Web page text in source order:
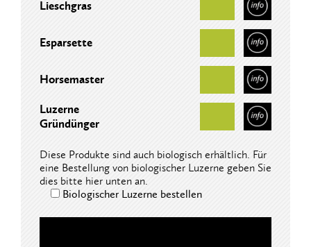
Lieschgras
Esparsette
Horsemaster
Luzerne
Gründünger
Diese Produkte sind auch biologisch erhältlich. Für
eine Bestellung von biologischer Luzerne geben Sie
dies bitte hier unten an.
Biologischer Luzerne bestellen